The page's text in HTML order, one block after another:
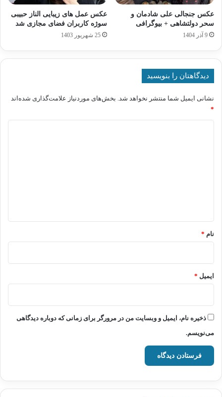
عکس جنجالی علی شادمان و
سحر دولتشاهی + بیوگرافی
9 آذر 1404
عکس عمل های زیبایی الناز حبیبی
سوژه کاربران فضای مجازی شد
25 شهریور 1403
دیدگاهتان را بنویسید
نشانی ایمیل شما منتشر نخواهد شد. بخش‌های موردنیاز علامت‌گذاری شده‌اند
*
نام *
ایمیل *
ذخیره نام، ایمیل و وبسایت من در مرورگر برای زمانی که دوباره دیدگاهی
می‌نویسم.